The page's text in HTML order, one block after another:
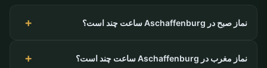
نماز صبح در Aschaffenburg ساعت چند است؟
نماز مغرب در Aschaffenburg ساعت چند است؟